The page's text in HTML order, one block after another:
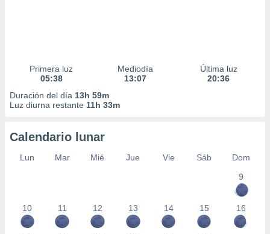
Primera luz
05:38
Mediodía
13:07
Última luz
20:36
Duración del día 13h 59m
Luz diurna restante 11h 33m
Calendario lunar
Lun Mar Mié Jue Vie Sáb
Dom
9
10 11 12 13 14 15 16